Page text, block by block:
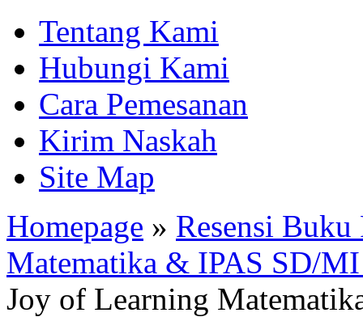
Tentang Kami
Hubungi Kami
Cara Pemesanan
Kirim Naskah
Site Map
Homepage » Resensi
Matematika & IPAS SD/MI
Joy of Learning